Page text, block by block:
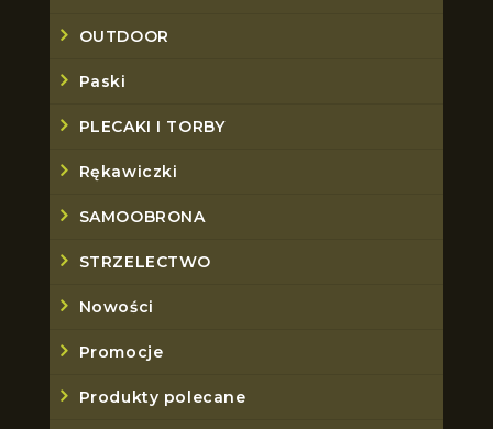
OUTDOOR
Paski
PLECAKI I TORBY
Rękawiczki
SAMOOBRONA
STRZELECTWO
Nowości
Promocje
Produkty polecane